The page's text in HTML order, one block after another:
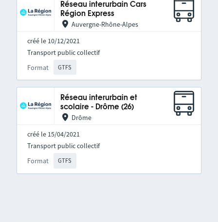
Réseau interurbain Cars
Région Express
Auvergne-Rhône-Alpes
créé le 10/12/2021
Format GTFS
Transport public collectif
Réseau interurbain et
scolaire - Drôme (26)
Drôme
créé le 15/04/2021
Format GTFS
Transport public collectif